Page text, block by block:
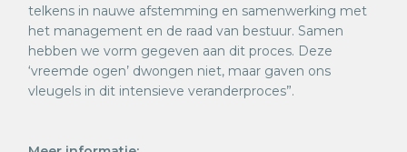
telkens in nauwe afstemming en samenwerking met
het management en de raad van bestuur. Samen
hebben we vorm gegeven aan dit proces. Deze
‘vreemde ogen’ dwongen niet, maar gaven ons
vleugels in dit intensieve veranderproces”.